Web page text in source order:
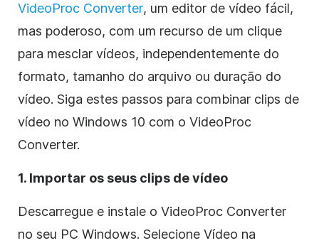
VideoProc Converter, um editor de vídeo fácil,
mas poderoso, com um recurso de um clique
para mesclar vídeos, independentemente do
formato, tamanho do arquivo ou duração do
vídeo. Siga estes passos para combinar clips de
vídeo no Windows 10 com o VideoProc
Converter.
1. Importar os seus clips de vídeo
Descarregue e instale o VideoProc Converter
no seu PC Windows. Selecione Vídeo na